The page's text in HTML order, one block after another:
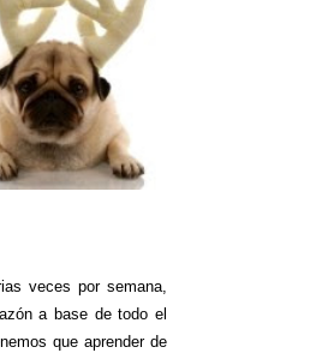
veces por semana,
a base de todo el
que aprender de